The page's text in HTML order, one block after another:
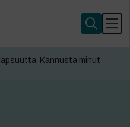
Kannusta minut